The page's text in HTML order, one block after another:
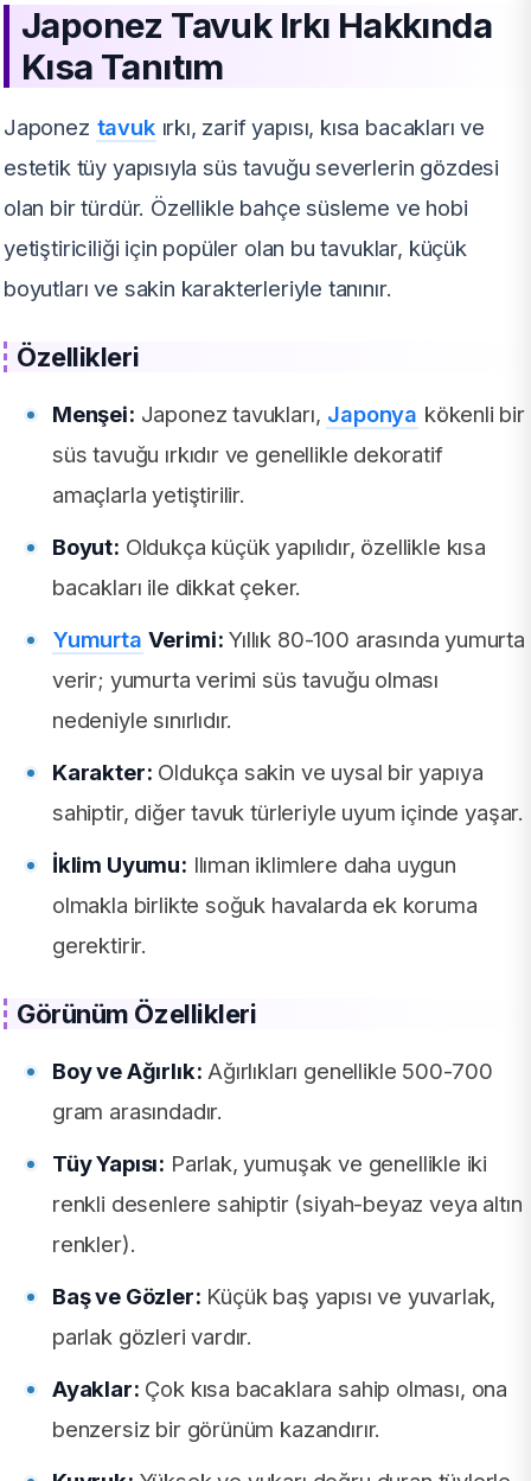
Japonez Tavuk Irkı Hakkında
Kısa Tanıtım
Japonez tavuk ırkı, zarif yapısı, kısa bacakları ve
estetik tüy yapısıyla süs tavuğu severlerin gözdesi
olan bir türdür. Özellikle bahçe süsleme ve hobi
yetiştiriciliği için popüler olan bu tavuklar, küçük
boyutları ve sakin karakterleriyle tanınır.
Özellikleri
Menşei: Japonez tavukları, Japonya kökenli bir
süs tavuğu ırkıdır ve genellikle dekoratif
amaçlarla yetiştirilir.
Boyut: Oldukça küçük yapılıdır, özellikle kısa
bacakları ile dikkat çeker.
Yumurta Verimi: Yıllık 80-100 arasında yumurta
verir; yumurta verimi süs tavuğu olması
nedeniyle sınırlıdır.
Karakter: Oldukça sakin ve uysal bir yapıya
sahiptir, diğer tavuk türleriyle uyum içinde yaşar.
İklim Uyumu: Ilıman iklimlere daha uygun
olmakla birlikte soğuk havalarda ek koruma
gerektirir.
Görünüm Özellikleri
Boy ve Ağırlık: Ağırlıkları genellikle 500-700
gram arasındadır.
Tüy Yapısı: Parlak, yumuşak ve genellikle iki
renkli desenlere sahiptir (siyah-beyaz veya altın
renkler).
Baş ve Gözler: Küçük baş yapısı ve yuvarlak,
parlak gözleri vardır.
Ayaklar: Çok kısa bacaklara sahip olması, ona
benzersiz bir görünüm kazandırır.